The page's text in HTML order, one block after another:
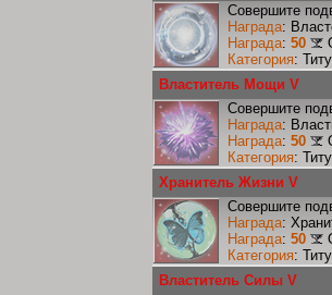
Совершите
Награда:
Награда: 50
Категория:
Властитель Мощи V
Совершите
Награда:
Награда: 50
Категория:
Хранитель Жизни V
Совершите
Награда:
Награда: 50
Категория:
Властитель Силы V